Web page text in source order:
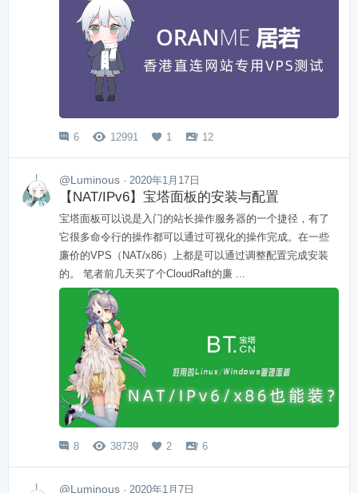
 6  12991  1  12
@Luminous · 2020年1月17日
【NAT/IPv6】宝塔面板的安装与配置
宝塔面板可以说是入门的站长操作服务器的一个捷径，有了
它很多命令行的操作都可以通过可视化的操作完成。在一些
廉价的VPS（NAT/x86）上都是可以通过调整配置完成安装
的。 笔者前几天买了个CloudRaft的廉 ...
 8  38739  2  6
@Luminous · 2020年1月7日